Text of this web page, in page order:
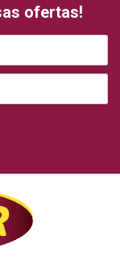
ofertas!